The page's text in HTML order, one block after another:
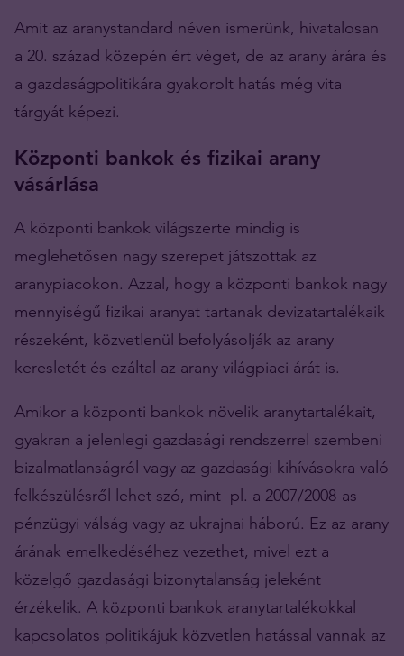
Amit az aranystandard néven ismerünk, hivatalosan
a 20. század közepén ért véget, de az arany árára és
a gazdaságpolitikára gyakorolt hatás még vita
tárgyát képezi.
Központi bankok és fizikai arany
vásárlása
A központi bankok világszerte mindig is
meglehetősen nagy szerepet játszottak az
aranypiacokon. Azzal, hogy a központi bankok nagy
mennyiségű fizikai aranyat tartanak devizatartalékaik
részeként, közvetlenül befolyásolják az arany
keresletét és ezáltal az arany világpiaci árát is.
Amikor a központi bankok növelik aranytartalékait,
gyakran a jelenlegi gazdasági rendszerrel szembeni
bizalmatlanságról vagy az gazdasági kihívásokra való
felkészülésről lehet szó, mint pl. a 2007/2008-as
pénzügyi válság vagy az ukrajnai háború. Ez az arany
árának emelkedéséhez vezethet, mivel ezt a
közelgő gazdasági bizonytalanság jeleként
érzékelik. A központi bankok aranytartalékokkal
kapcsolatos politikájuk közvetlen hatással vannak az